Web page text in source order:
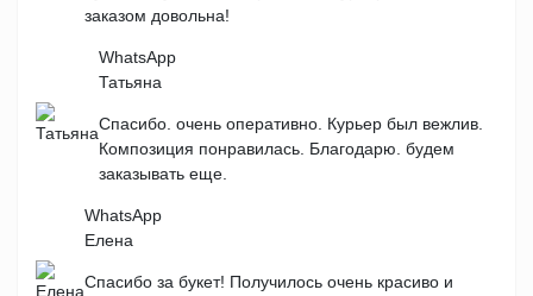
заказом довольна!
WhatsApp
Татьяна
Спасибо. очень оперативно. Курьер был вежлив.
Композиция понравилась. Благодарю. будем
заказывать еще.
WhatsApp
Елена
Спасибо за букет! Получилось очень красиво и